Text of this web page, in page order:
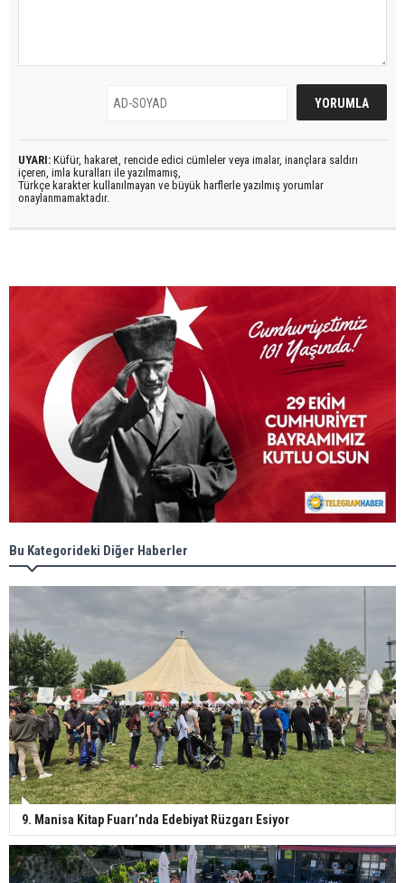
UYARI: Küfür, hakaret, rencide edici cümleler veya imalar, inançlara saldırı
içeren, imla kuralları ile yazılmamış,
Türkçe karakter kullanılmayan ve büyük harflerle yazılmış yorumlar
onaylanmamaktadır.
Bu Kategorideki Diğer Haberler
9. Manisa Kitap Fuarı’nda Edebiyat Rüzgarı Esiyor